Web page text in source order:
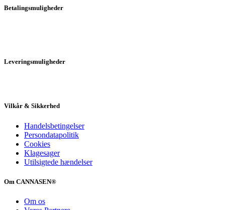
Betalingsmuligheder
Leveringsmuligheder
Vilkår & Sikkerhed
Handelsbetingelser
Persondatapolitik
Cookies
Klagesager
Utilsigtede hændelser
Om CANNASEN®
Om os